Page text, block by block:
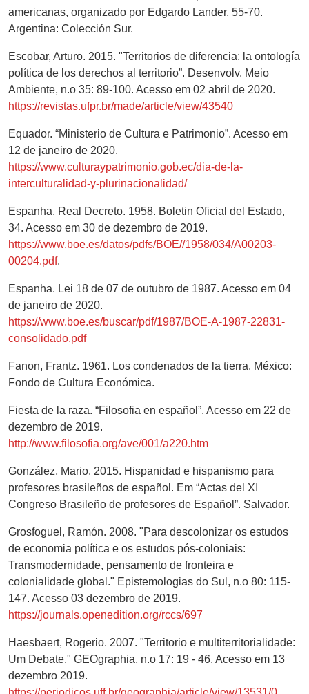
americanas, organizado por Edgardo Lander, 55-70.
Argentina: Colección Sur.
Escobar, Arturo. 2015. "Territorios de diferencia: la ontología
política de los derechos al territorio”. Desenvolv. Meio
Ambiente, n.o 35: 89-100. Acesso em 02 abril de 2020.
https://revistas.ufpr.br/made/article/view/43540
Equador. “Ministerio de Cultura e Patrimonio”. Acesso em
12 de janeiro de 2020.
https://www.culturaypatrimonio.gob.ec/dia-de-la-
interculturalidad-y-plurinacionalidad/
Espanha. Real Decreto. 1958. Boletin Oficial del Estado,
34. Acesso em 30 de dezembro de 2019.
https://www.boe.es/datos/pdfs/BOE//1958/034/A00203-
00204.pdf.
Espanha. Lei 18 de 07 de outubro de 1987. Acesso em 04
de janeiro de 2020.
https://www.boe.es/buscar/pdf/1987/BOE-A-1987-22831-
consolidado.pdf
Fanon, Frantz. 1961. Los condenados de la tierra. México:
Fondo de Cultura Económica.
Fiesta de la raza. “Filosofia en español”. Acesso em 22 de
dezembro de 2019.
http://www.filosofia.org/ave/001/a220.htm
González, Mario. 2015. Hispanidad e hispanismo para
profesores brasileños de español. Em “Actas del XI
Congreso Brasileño de profesores de Español”. Salvador.
Grosfoguel, Ramón. 2008. "Para descolonizar os estudos
de economia política e os estudos pós-coloniais:
Transmodernidade, pensamento de fronteira e
colonialidade global." Epistemologias do Sul, n.o 80: 115-
147. Acesso 03 dezembro de 2019.
https://journals.openedition.org/rccs/697
Haesbaert, Rogerio. 2007. "Territorio e multiterritorialidade:
Um Debate." GEOgraphia, n.o 17: 19 - 46. Acesso em 13
dezembro 2019.